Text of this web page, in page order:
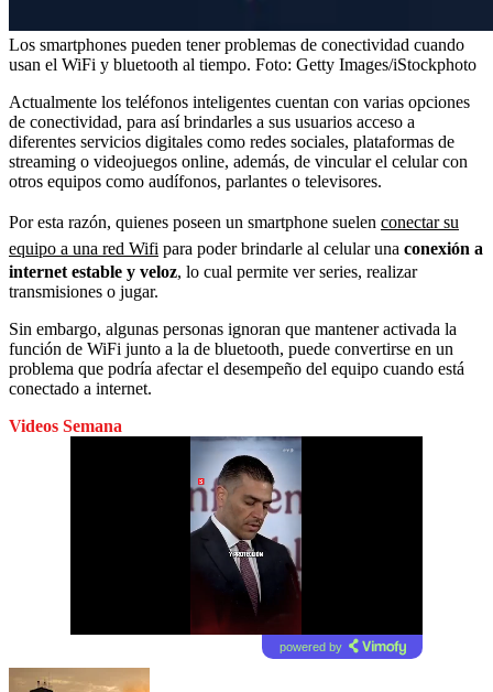
Los smartphones pueden tener problemas de conectividad cuando
usan el WiFi y bluetooth al tiempo. Foto: Getty Images/iStockphoto
Actualmente los teléfonos inteligentes cuentan con varias opciones
de conectividad, para así brindarles a sus usuarios acceso a
diferentes servicios digitales como redes sociales, plataformas de
streaming o videojuegos online, además, de vincular el celular con
otros equipos como audífonos, parlantes o televisores.
Por esta razón, quienes poseen un smartphone suelen conectar su
equipo a una red Wifi para poder brindarle al celular una conexión a
internet estable y veloz, lo cual permite ver series, realizar
transmisiones o jugar.
Sin embargo, algunas personas ignoran que mantener activada la
función de WiFi junto a la de bluetooth, puede convertirse en un
problema que podría afectar el desempeño del equipo cuando está
conectado a internet.
Videos Semana
powered by